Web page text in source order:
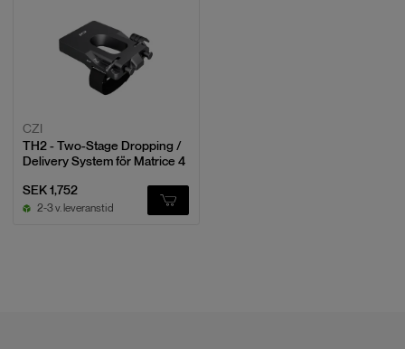
CZI
TH2 - Two-Stage Dropping /
Delivery System för Matrice 4
SEK 1,752
2-3 v. leveranstid